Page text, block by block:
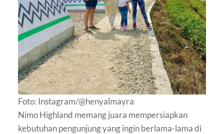
Foto: Instagram/@henyalmayra
Nimo Highland memang juara mempersiapkan
kebutuhan pengunjung yang ingin berlama-lama di